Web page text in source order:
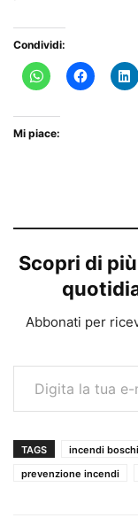
Condividi:
Mi piace:
Scopri di
Abbonati per
Digita la tua e-mail...
TAGS incendi
prevenzione incendi